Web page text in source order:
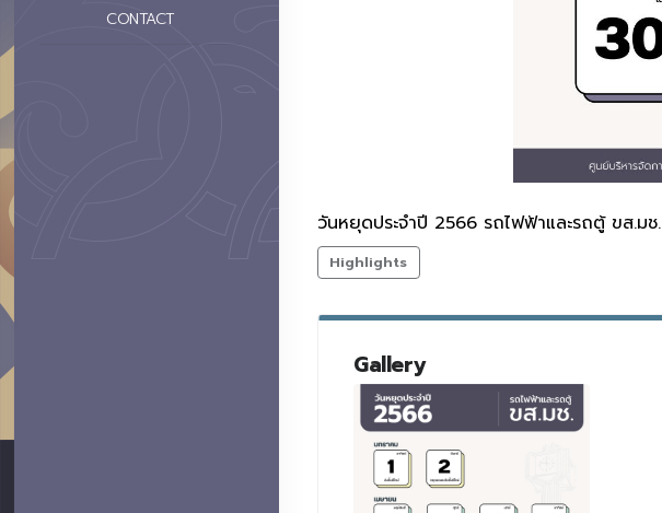
CONTACT
วันหยุดประจำปี 2566 รถไฟฟ้าและรถตู้ ขส.มช.
Highlights
Gallery